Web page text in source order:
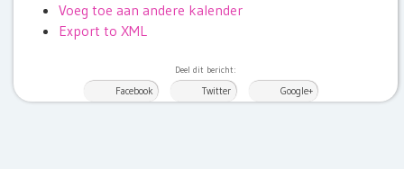
Voeg toe aan andere kalender
Export to XML
Deel dit bericht:
Facebook Twitter Google+